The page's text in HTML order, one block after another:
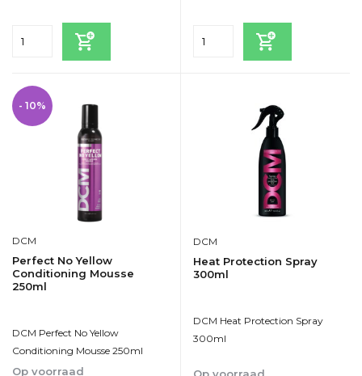
- 10%
DCM
Perfect No Yellow
Conditioning Mousse
250ml
DCM Perfect No Yellow
Conditioning Mousse 250ml
Op voorraad
DCM
Heat Protection Spray
300ml
DCM Heat Protection Spray
300ml